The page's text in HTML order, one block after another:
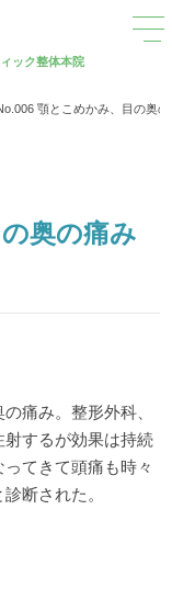
ック整体本院
顎とこめかみ、目の奥
奥の痛み
痛み。整形外科、
するが効果は持続
てきて頭痛も時々
断された。